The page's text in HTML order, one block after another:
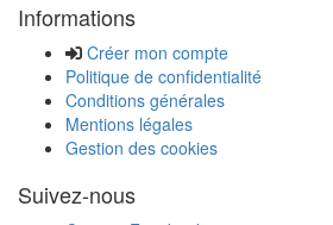
Informations
Créer mon compte
Politique de confidentialité
Conditions générales
Mentions légales
Gestion des cookies
Suivez-nous